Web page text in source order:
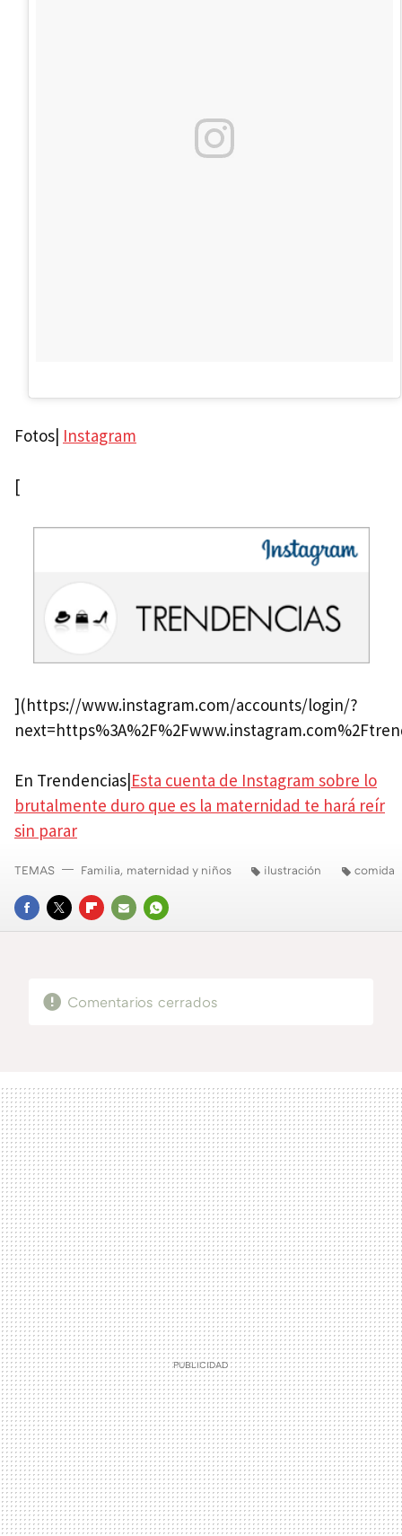
Fotos| Instagram
[
](https://www.instagram.com/accounts/login/?
En Trendencias|Esta cuenta de Instagram sobre lo
brutalmente duro que es la maternidad te hará reír
sin parar
FACEBOOK
TWITTERFLIPBOARD
E-
WHATSAPP
TEMAS Familia, maternidad y niños ilustración comida
Comentarios cerrados